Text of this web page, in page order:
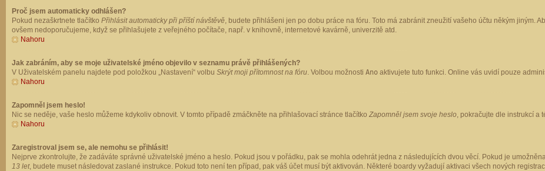
Proč jsem automaticky odhlášen?
Pokud nezaškrtnete tlačítko Přihlásit automaticky při příští návštěvě, budete přihlášeni jen po dobu práce na fóru. Toto má zabránit zneužití vašeho účtu někým jiným.
ovšem nedoporučujeme, když se přihlašujete z veřejného počítače, např. v knihovně, internetové kavárně, univerzitě atd.
Nahoru
Jak zabráním, aby se moje uživatelské jméno objevilo v seznamu právě přihlášených?
V Uživatelském panelu najdete pod položkou „Nastavení“ volbu Skrýt moji přítomnost na fóru. Volbou možnosti Ano aktivujete tuto funkci. Online vás uvidí pouze
Nahoru
Zapomněl jsem heslo!
Nic se neděje, vaše heslo můžeme kdykoliv obnovit. V tomto případě zmáčkněte na přihlašovací stránce tlačítko Zapomněl jsem svoje heslo, pokračujte dle instrukcí a
Nahoru
Zaregistroval jsem se, ale nemohu se přihlásit!
Nejprve zkontrolujte, že zadáváte správné uživatelské jméno a heslo. Pokud jsou v pořádku, pak se mohla odehrát jedna z následujících dvou věcí. Pokud je
13 let, budete muset následovat zaslané instrukce. Pokud toto není ten případ, pak váš účet musí být aktivován. Některé boardy vyžadují aktivaci všech nových